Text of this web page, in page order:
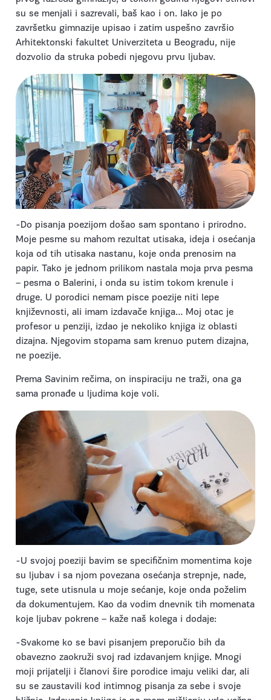
su se menjali i sazrevali, baš kao i on. Iako je po
završetku gimnazije upisao i zatim uspešno završio
Arhitektonski fakultet Univerziteta u Beogradu, nije
dozvolio da struka pobedi njegovu prvu ljubav.
-Do pisanja poezijom došao sam spontano i prirodno.
Moje pesme su mahom rezultat utisaka, ideja i osećanja
koja od tih utisaka nastanu, koje onda prenosim na
papir. Tako je jednom prilikom nastala moja prva pesma
– pesma o Balerini, i onda su istim tokom krenule i
druge. U porodici nemam pisce poezije niti lepe
književnosti, ali imam izdavače knjiga… Moj otac je
profesor u penziji, izdao je nekoliko knjiga iz oblasti
dizajna. Njegovim stopama sam krenuo putem dizajna,
ne poezije.
Prema Savinim rečima, on inspiraciju ne traži, ona ga
sama pronađe u ljudima koje voli.
-U svojoj poeziji bavim se specifičnim momentima koje
su ljubav i sa njom povezana osećanja strepnje, nade,
tuge, sete utisnula u moje sećanje, koje onda poželim
da dokumentujem. Kao da vodim dnevnik tih momenata
koje ljubav pokrene – kaže naš kolega i dodaje:
-Svakome ko se bavi pisanjem preporučio bih da
obavezno zaokruži svoj rad izdavanjem knjige. Mnogi
moji prijatelji i članovi šire porodice imaju veliki dar, ali
su se zaustavili kod intimnog pisanja za sebe i svoje